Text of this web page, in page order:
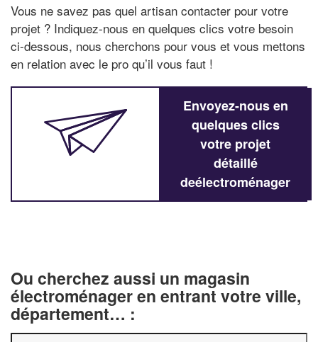
Vous ne savez pas quel artisan contacter pour votre
projet ? Indiquez-nous en quelques clics votre besoin
ci-dessous, nous cherchons pour vous et vous mettons
en relation avec le pro qu’il vous faut !
Envoyez-nous en
quelques clics
votre projet
détaillé
deélectroménager
Ou cherchez aussi un magasin
électroménager en entrant votre ville,
département… :